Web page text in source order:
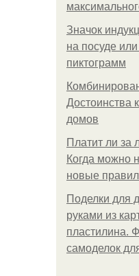
Значок
на посуде
пиктограмм
Достоинства
домов
Платит ли за
Когда можно
новые
Поделки для
руками из
пластилина.
самоделок